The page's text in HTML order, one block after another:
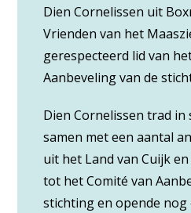
Dien Cornelissen uit
Vrienden van het
gerespecteerd lid van
Aanbeveling van de
Dien Cornelissen trad in
samen met een aantal
uit het Land van Cuijk
tot het Comité van
stichting en opende nog